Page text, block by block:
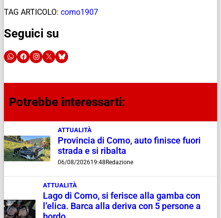
TAG ARTICOLO: como1907
Seguici su
Potrebbe interessarti:
ATTUALITÀ
Provincia di Como, auto finisce fuori
strada e si ribalta
06/08/202619:48Redazione
ATTUALITÀ
Lago di Como, si ferisce alla gamba con
l’elica. Barca alla deriva con 5 persone a